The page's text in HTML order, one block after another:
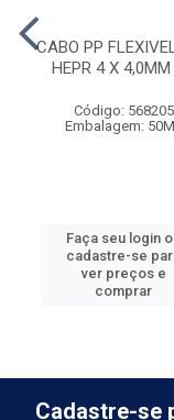
CABO PP
HEPR 4 X 4,0MM
Código: 568205
Embalagem:
Faça seu login
cadastre-se
ver preços e
comprar
Cadastre-se